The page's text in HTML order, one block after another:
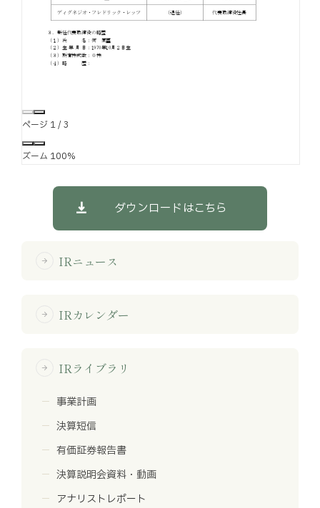
ページ 1/3
ズーム 100%
ダウンロードはこちら
arrow_forward IRニュース
arrow_forward IRカレンダー
arrow_forward IRライブラリ
事業計画
決算短信
有価証券報告書
決算説明会資料・動画
アナリストレポート